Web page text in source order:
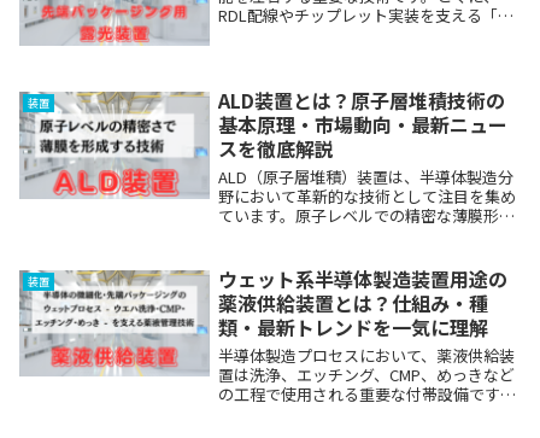
RDL配線やチップレット実装を支える「先
フィールド...
装置
ALD装置とは？原子層堆積技術の
基本原理・市場動向・最新ニュー
スを徹底解説
ALD（原子層堆積）装置は、半導体製造分
野において革新的な技術として注目を集め
ています。原子レベルでの精密な薄膜形成
記事では、ALD装置の基本原理から最新の
市場動向...
装置
ウェット系半導体製造装置用途の
薬液供給装置とは？仕組み・種
類・最新トレンドを一気に理解
半導体製造プロセスにおいて、薬液供給装
置は洗浄、エッチング、CMP、めっきなど
の工程で使用される重要な付帯設備です。